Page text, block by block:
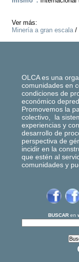
Ver más:
Minería a gran escala/
OLCA es una
comunidades en
condiciones de
económico
Promovemos la
colectivo, la
experiencias y
desarrollo de
perspectiva de
incidir en la
que estén al
comunidades y
BUSCAR en